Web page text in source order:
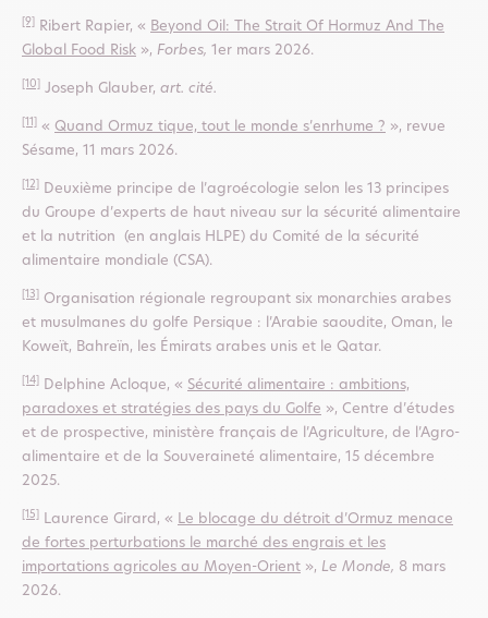
[9] Ribert Rapier, « Beyond Oil: The Strait Of Hormuz And The
Global Food Risk », Forbes, 1er mars 2026.
[10] Joseph Glauber, art. cité.
« Quand Ormuz tique, tout le monde s’enrhume ? », revue
Sésame, 11 mars 2026.
[12]
Deuxième principe de l’agroécologie selon les 13 principes
du Groupe d’experts de haut niveau sur la sécurité alimentaire
et la nutrition (en anglais HLPE) du Comité de la sécurité
alimentaire mondiale (CSA).
[13]
Organisation régionale regroupant six monarchies arabes
et musulmanes du golfe Persique : l’Arabie saoudite, Oman, le
Koweït, Bahreïn, les Émirats arabes unis et le Qatar.
[14] Delphine Acloque, « Sécurité alimentaire : ambitions,
paradoxes et stratégies des pays du Golfe », Centre d’études
et de prospective, ministère français de l’Agriculture, de l’Agro-
alimentaire et de la Souveraineté alimentaire, 15 décembre
2025.
[15] Laurence Girard, « Le blocage du détroit d’Ormuz menace
de fortes perturbations le marché des engrais et les
importations agricoles au Moyen-Orient », Le Monde, 8 mars
2026.